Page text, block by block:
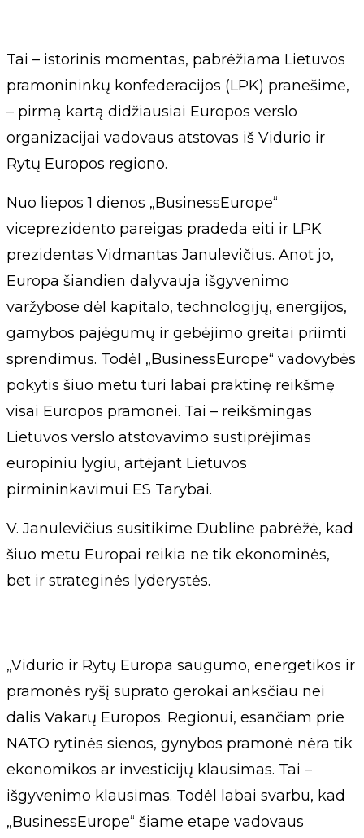
Tai – istorinis momentas, pabrėžiama Lietuvos
pramonininkų konfederacijos (LPK) pranešime,
– pirmą kartą didžiausiai Europos verslo
organizacijai vadovaus atstovas iš Vidurio ir
Rytų Europos regiono.
Nuo liepos 1 dienos „BusinessEurope“
viceprezidento pareigas pradeda eiti ir LPK
prezidentas Vidmantas Janulevičius. Anot jo,
Europa šiandien dalyvauja išgyvenimo
varžybose dėl kapitalo, technologijų, energijos,
gamybos pajėgumų ir gebėjimo greitai priimti
sprendimus. Todėl „BusinessEurope“ vadovybės
pokytis šiuo metu turi labai praktinę reikšmę
visai Europos pramonei. Tai – reikšmingas
Lietuvos verslo atstovavimo sustiprėjimas
europiniu lygiu, artėjant Lietuvos
pirmininkavimui ES Tarybai.
V. Janulevičius susitikime Dubline pabrėžė, kad
šiuo metu Europai reikia ne tik ekonominės,
bet ir strateginės lyderystės.
„Vidurio ir Rytų Europa saugumo, energetikos ir
pramonės ryšį suprato gerokai anksčiau nei
dalis Vakarų Europos. Regionui, esančiam prie
NATO rytinės sienos, gynybos pramonė nėra tik
ekonomikos ar investicijų klausimas. Tai –
išgyvenimo klausimas. Todėl labai svarbu, kad
„BusinessEurope“ šiame etape vadovaus